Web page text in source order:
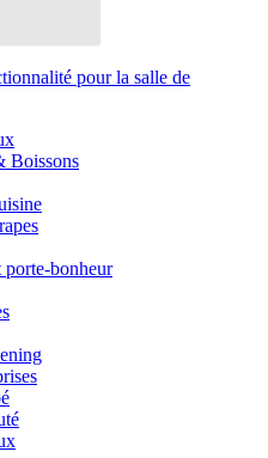
pour la salle de
Boissons
porte-bonheur